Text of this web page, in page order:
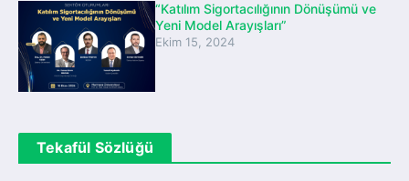
“Katılım Sigortacılığının Dönüşümü ve
Yeni Model Arayışları”
Ekim 15, 2024
Tekafül Sözlüğü